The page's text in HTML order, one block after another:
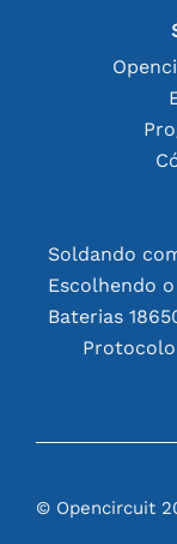
© Opencircuit